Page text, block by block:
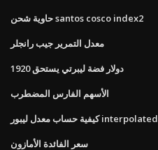
حاوية شحن santos cosco index2
معدل التمرير جيب رانجلر
1920 دولار فضة ليبرتي يستحق
الأسهم الفارس المضطرب
كيفية حساب معدل ليبور interpolated
سعر الفائدة الأمازون